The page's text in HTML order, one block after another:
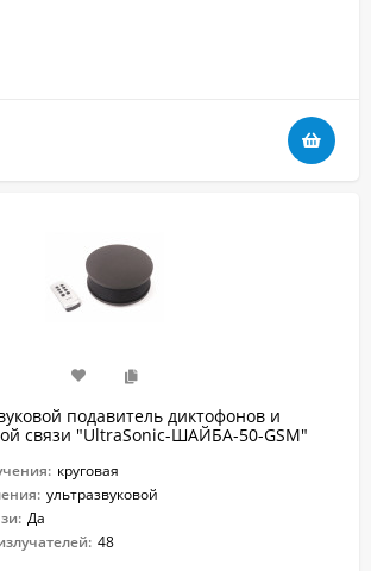
подавитель диктофонов и
связи "UltraSonic-ШАЙБА-50-GSM"
круговая
ультразвуковой
Да
48